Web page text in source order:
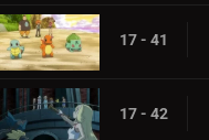
17 - 41
17 - 42